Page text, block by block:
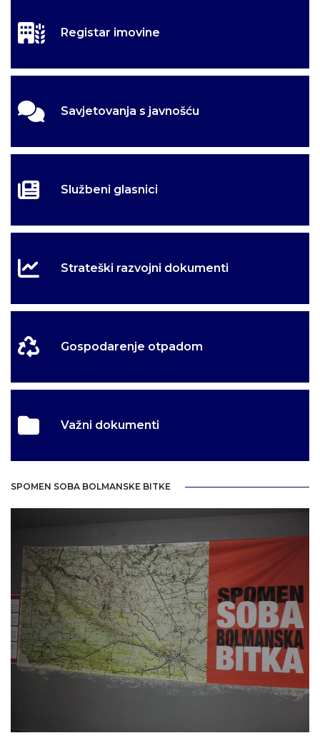
Registar imovine
Savjetovanja s javnošću
Službeni glasnici
Strateški razvojni dokumenti
Gospodarenje otpadom
Važni dokumenti
SPOMEN SOBA BOLMANSKE BITKE